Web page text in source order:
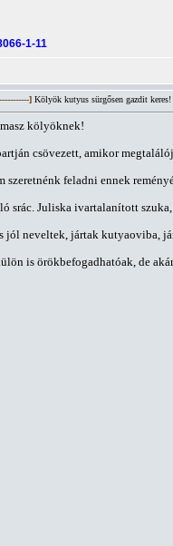
1-11
] Kölyök kutyus sürgősen gazdit keres!
kölyöknek!
csövezett, amikor
szeretnénk feladni ennek
srác. Juliska ivartalanított
neveltek, jártak kutyaoviba,
is örökbefogadhatóak, de